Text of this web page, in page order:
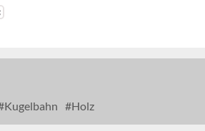
Kugelbahn Holz